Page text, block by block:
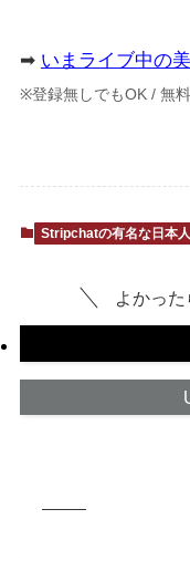
➡ いまライブ中の
※登録無しでもOK / 無
Stripchatの有名な日本
よかった